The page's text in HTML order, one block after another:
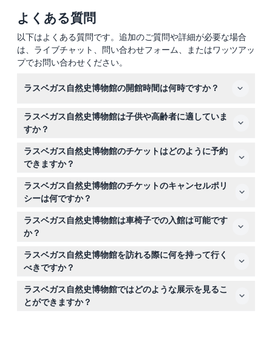
よくある質問
以下はよくある質問です。追加のご質問や詳細が必要な場合
は、ライブチャット、問い合わせフォーム、またはワッツアッ
プでお問い合わせください。
ラスベガス自然史博物館の開館時間は何時ですか？
博物館は毎日午前9時から午後4時まで開館しており、最
終入場は閉館の1時間前です（変更されることがあります
ので、予約時にご確認ください）。
ラスベガス自然史博物館は子供や高齢者に適していま
すか？
はい、子供、高齢者、乳幼児を含むすべての年齢層に適し
ています。3歳未満の子供は無料で入場でき、高齢者、学
生、軍関係者には割引料金があります。
ラスベガス自然史博物館のチケットはどのように予約
できますか？
このウェブサイト上で、予約時に希望する日付とチケット
タイプを選択することで簡単にオンライン予約が可能で
す。
ラスベガス自然史博物館のチケットのキャンセルポリ
シーは何ですか？
チケットは返金不可でキャンセルもできませんので、ご予
約の日付を慎重に選んでください。チケットは予約された
日時にのみ使用可能です。
ラスベガス自然史博物館は車椅子での入館は可能です
か？
はい、博物館はすべての来館者に対応できるよう完全に車
椅子対応となっています。
ラスベガス自然史博物館を訪れる際に何を持って行く
べきですか？
予約確認書と、高齢者、学生、軍関係者割引を利用する場
合は有効な身分証明書を持参してください。複数の展示を
見て回るため、履き慣れた靴をおすすめします。
ラスベガス自然史博物館ではどのような展示を見るこ
とができますか？